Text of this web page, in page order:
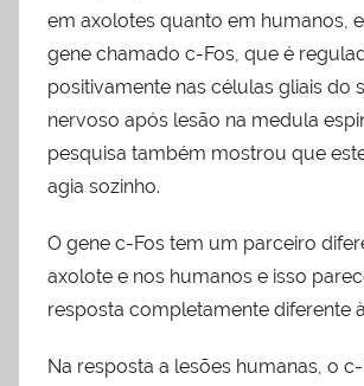
em axolotes quanto em humanos,
gene chamado c-Fos, que é
positivamente nas células gliais do
nervoso após lesão na medula
pesquisa também mostrou que
agia sozinho.
O gene c-Fos tem um parceiro
axolote e nos humanos e isso
resposta completamente diferente
Na resposta a lesões humanas, o